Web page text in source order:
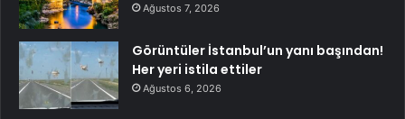
Ağustos 7, 2026
Görüntüler İstanbul’un yanı başından!
Her yeri istila ettiler
Ağustos 6, 2026